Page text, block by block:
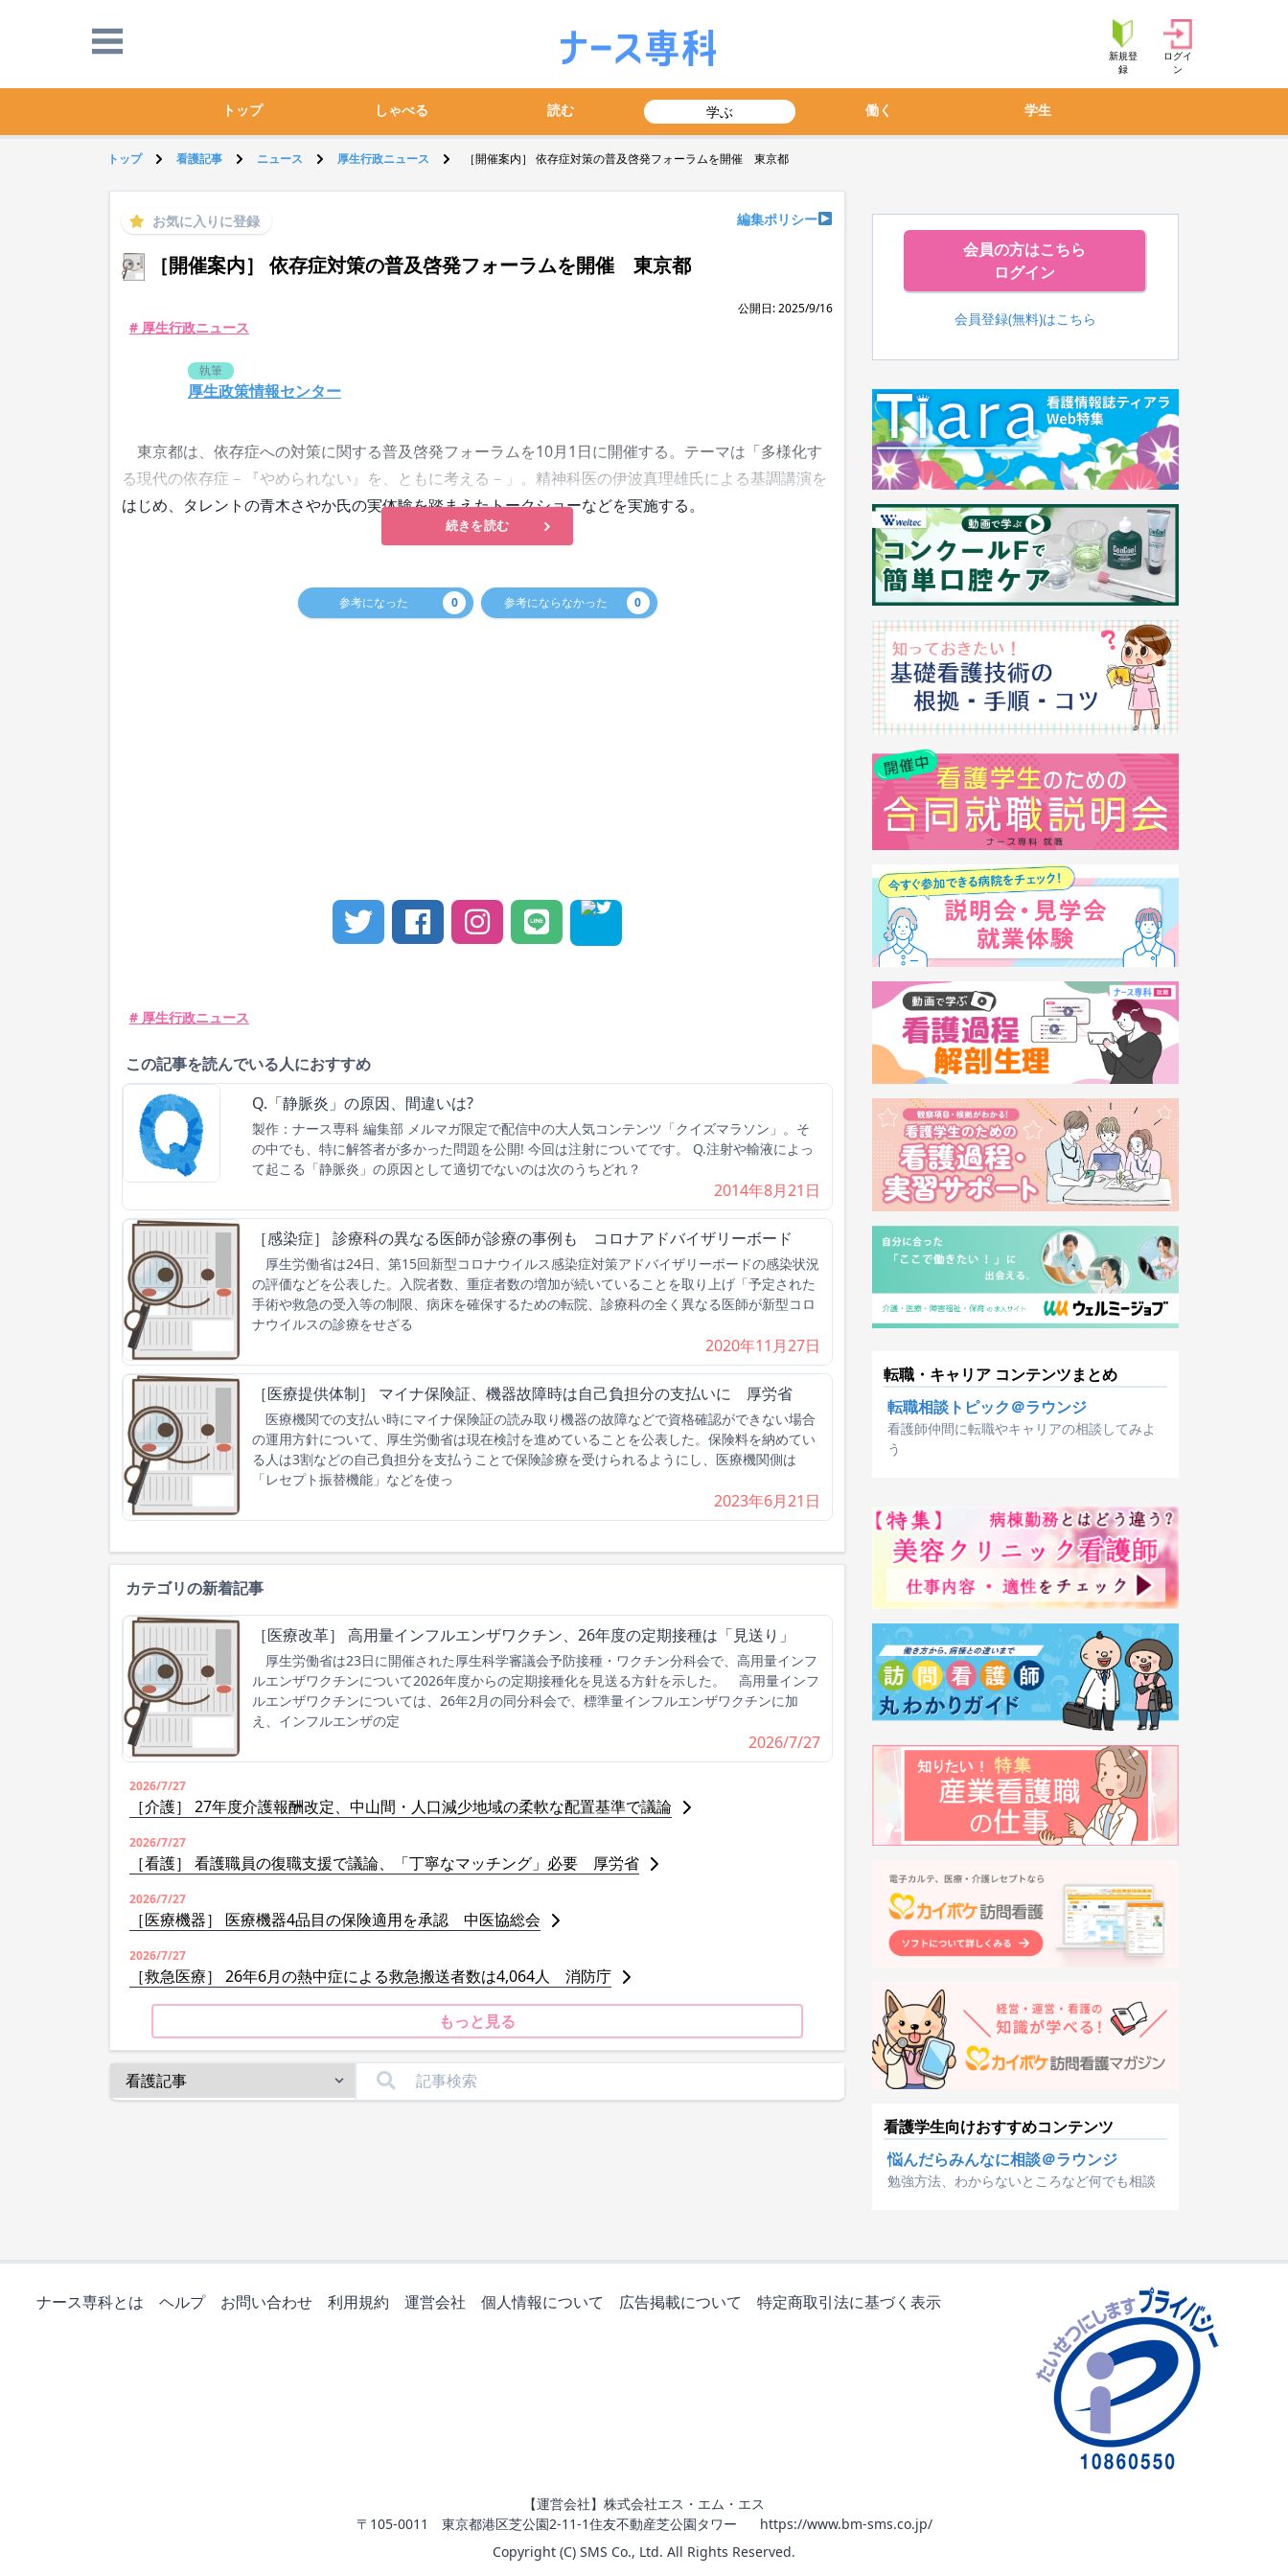
新規登
録
ログイ
ン
トップ しゃべる 読む 学ぶ 働く 学生
トップ 看護記事 ニュース 厚生行政ニュース ［開催案内］ 依存症対策の普及啓発フォーラムを開催 東京都
お気に入りに登録 編集ポリシー
［開催案内］ 依存症対策の普及啓発フォーラムを開催 東京都
公開日: 2025/9/16
# 厚生行政ニュース
執筆
厚生政策情報センター
東京都は、依存症への対策に関する普及啓発フォーラムを10月1日に開催する。テーマは「多様化す
る現代の依存症－『やめられない』を、ともに考える－」。精神科医の伊波真理雄氏による基調講演を
はじめ、タレントの青木さやか氏の実体験を踏まえたトークショーなどを実施する。
続きを読む
参考になった 0 参考にならなかった 0
# 厚生行政ニュース
この記事を読んでいる人におすすめ
Q.「静脈炎」の原因、間違いは?
製作：ナース専科 編集部 メルマガ限定で配信中の大人気コンテンツ「クイズマラソン」。そ
の中でも、特に解答者が多かった問題を公開! 今回は注射についてです。 Q.注射や輸液によっ
て起こる「静脈炎」の原因として適切でないのは次のうちどれ？
2014年8月21日
［感染症］ 診療科の異なる医師が診療の事例も コロナアドバイザリーボード
厚生労働省は24日、第15回新型コロナウイルス感染症対策アドバイザリーボードの感染状況
の評価などを公表した。入院者数、重症者数の増加が続いていることを取り上げ「予定された
手術や救急の受入等の制限、病床を確保するための転院、診療科の全く異なる医師が新型コロ
ナウイルスの診療をせざる
2020年11月27日
［医療提供体制］ マイナ保険証、機器故障時は自己負担分の支払いに 厚労省
医療機関での支払い時にマイナ保険証の読み取り機器の故障などで資格確認ができない場合
の運用方針について、厚生労働省は現在検討を進めていることを公表した。保険料を納めてい
る人は3割などの自己負担分を支払うことで保険診療を受けられるようにし、医療機関側は
「レセプト振替機能」などを使っ
2023年6月21日
カテゴリの新着記事
［医療改革］ 高用量インフルエンザワクチン、26年度の定期接種は「見送り」
厚生労働省は23日に開催された厚生科学審議会予防接種・ワクチン分科会で、高用量インフ
ルエンザワクチンについて2026年度からの定期接種化を見送る方針を示した。 高用量インフ
ルエンザワクチンについては、26年2月の同分科会で、標準量インフルエンザワクチンに加
え、インフルエンザの定
2026/7/27
2026/7/27
［介護］ 27年度介護報酬改定、中山間・人口減少地域の柔軟な配置基準で議論
2026/7/27
［看護］ 看護職員の復職支援で議論、「丁寧なマッチング」必要 厚労省
2026/7/27
［医療機器］ 医療機器4品目の保険適用を承認 中医協総会
2026/7/27
［救急医療］ 26年6月の熱中症による救急搬送者数は4,064人 消防庁
もっと見る
会員の方はこちら
ログイン
会員登録(無料)はこちら
転職・キャリア コンテンツまとめ
転職相談トピック＠ラウンジ
看護師仲間に転職やキャリアの相談してみよ
う
看護学生向けおすすめコンテンツ
悩んだらみんなに相談＠ラウンジ
勉強方法、わからないところなど何でも相談
ナース専科とは ヘルプ お問い合わせ 利用規約 運営会社 個人情報について 広告掲載について 特定商取引法に基づく表示
【運営会社】株式会社エス・エム・エス
〒105-0011 東京都港区芝公園2-11-1住友不動産芝公園タワー
https://www.bm-sms.co.jp/
Copyright (C) SMS Co., Ltd. All Rights Reserved.